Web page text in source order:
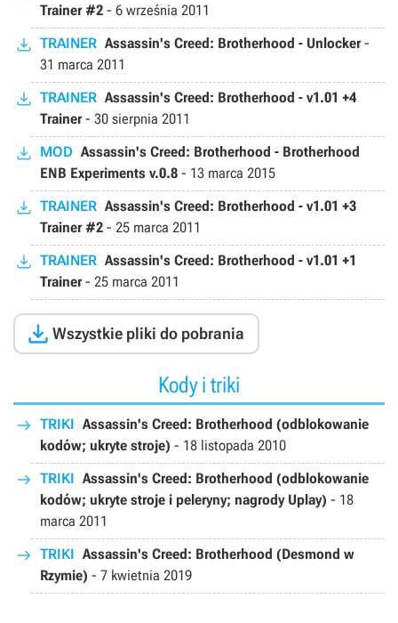
Trainer #2 - 6 września 2011
TRAINER Assassin's Creed: Brotherhood - Unlocker-
31 marca 2011
TRAINER Assassin's Creed: Brotherhood - v1.01 +4
Trainer- 30 sierpnia 2011
MOD Assassin's Creed: Brotherhood - Brotherhood
ENB Experiments v.0.8 - 13 marca 2015
TRAINER Assassin's Creed: Brotherhood - v1.01 +3
Trainer #2 - 25 marca 2011
TRAINER Assassin's Creed: Brotherhood - v1.01 +1
Trainer- 25 marca 2011
 Wszystkie pliki do pobrania
Kody i triki
TRIKI Assassin's Creed: Brotherhood (odblokowanie
kodów; ukryte stroje) - 18 listopada 2010
TRIKI Assassin's Creed: Brotherhood (odblokowanie
kodów; ukryte stroje i peleryny; nagrody Uplay) - 18
marca 2011
TRIKI Assassin's Creed: Brotherhood (Desmond w
Rzymie) - 7 kwietnia 2019